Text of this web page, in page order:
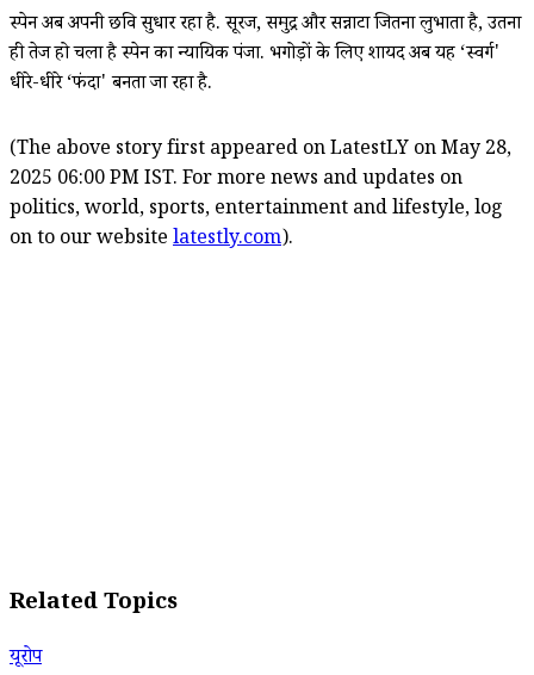
स्पेन अब अपनी छवि सुधार रहा है. सूरज, समुद्र और सन्नाटा जितना लुभाता है, उतना
ही तेज हो चला है स्पेन का न्यायिक पंजा. भगोड़ों के लिए शायद अब यह ‘स्वर्ग'
धीरे-धीरे ‘फंदा' बनता जा रहा है.
(The above story first appeared on LatestLY on May 28,
2025 06:00 PM IST. For more news and updates on
politics, world, sports, entertainment and lifestyle, log
on to our website latestly.com).
Related Topics
यूरोप